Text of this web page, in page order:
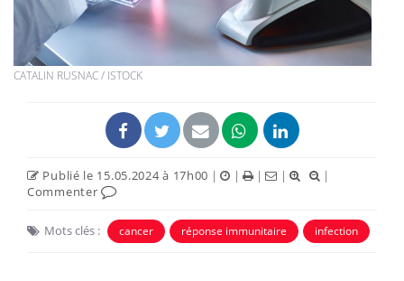
CATALIN RUSNAC / ISTOCK
Publié le 15.05.2024 à 17h00 | | | |
|
Commenter
Mots clés : cancer réponse immunitaire infection